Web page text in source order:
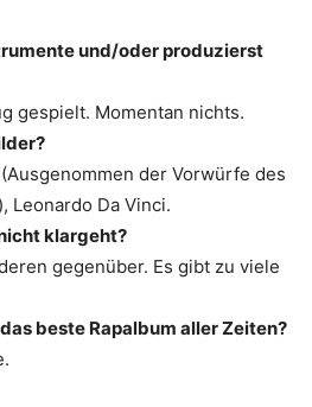
und/oder produzierst
gespielt. Momentan nichts.
der Vorwürfe des
Leonardo Da Vinci.
klargeht?
gegenüber. Es gibt zu viele
beste Rapalbum aller Zeiten?